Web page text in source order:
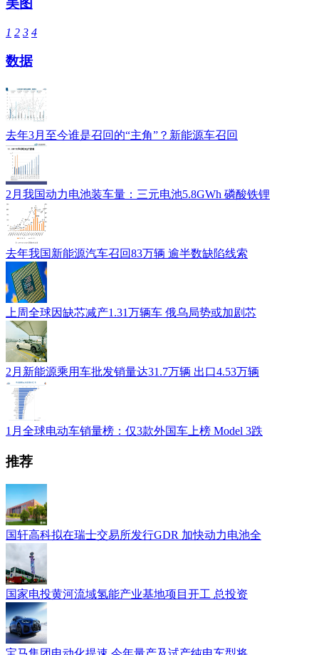
美图
1 2 3 4
数据
去年3月至今谁是召回的“主角”？新能源车召回
2月我国动力电池装车量：三元电池5.8GWh 磷酸铁锂
去年我国新能源汽车召回83万辆 逾半数缺陷线索
上周全球因缺芯减产1.31万辆车 俄乌局势或加剧芯
2月新能源乘用车批发销量达31.7万辆 出口4.53万辆
1月全球电动车销量榜：仅3款外国车上榜 Model 3跌
推荐
国轩高科拟在瑞士交易所发行GDR 加快动力电池全
国家电投黄河流域氢能产业基地项目开工 总投资